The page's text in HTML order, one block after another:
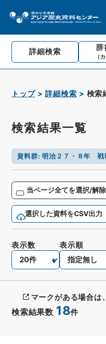
詳細検索 辞
（
トップ 詳細検索 検索
検索結果一覧
資料群: 明治２７・８年
当ページ全てを選択/解除
選択した資料をCSV出力
検索結果数 18件
表示数 表示順
マークがある場合は